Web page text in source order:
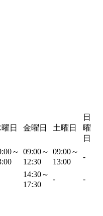
日 金曜日 土曜日
日
曜
日
～ 09:00～
12:30
09:00～
13:00
-
14:30～
17:30
- -